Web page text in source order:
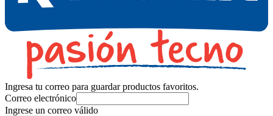
Ingresa tu correo para guardar productos favoritos.
Correo electrónico
Ingrese un correo válido